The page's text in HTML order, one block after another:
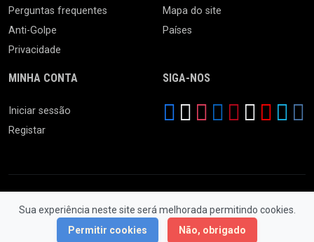
Sua experiência neste site será melhorada permitindo cookies.
Permitir cookies
Não, obrigado
Perguntas frequentes
Anti-Golpe
Privacidade
Mapa do site
Países
MINHA CONTA
Iniciar sessão
Registar
SIGA-NOS
© 2026 Feira da Ladra. Todos os Direitos Reservados.